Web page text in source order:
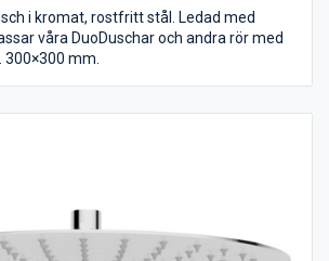
i kromat, rostfritt stål. Ledad med
våra DuoDuschar och andra rör med
mm.